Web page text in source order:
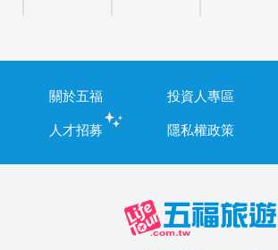
關於五福 投資人專區
人才招募
隱私權政策